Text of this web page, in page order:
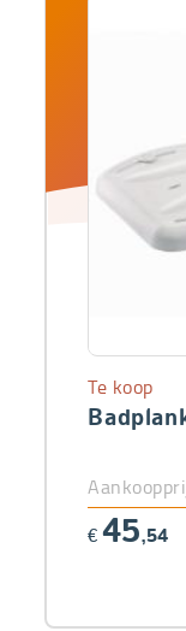
Te koop
€ 45,54